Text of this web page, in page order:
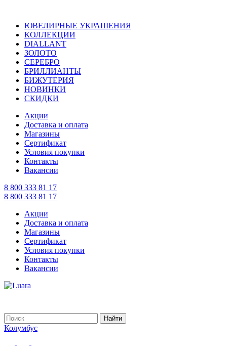
ЮВЕЛИРНЫЕ УКРАШЕНИЯ
КОЛЛЕКЦИИ
DIALLANT
ЗОЛОТО
СЕРЕБРО
БРИЛЛИАНТЫ
БИЖУТЕРИЯ
НОВИНКИ
СКИДКИ
Акции
Доставка и оплата
Магазины
Сертификат
Условия покупки
Контакты
Вакансии
8 800 333 81 17
8 800 333 81 17
Акции
Доставка и оплата
Магазины
Сертификат
Условия покупки
Контакты
Вакансии
Колумбус